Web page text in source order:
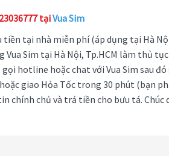
tạiVua Sim
tiền tại nhà miễn phí (áp dụng tại Hà
Vua Sim tại Hà Nội, Tp.HCM làm thủ
hotline hoặc chat với Vua Sim sau
giao Hỏa Tốc trong 30 phút (bạn
chính chủ và trả tiền cho bưu tá. Chúc